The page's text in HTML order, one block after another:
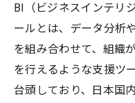
BI（ビジネスインテリ
ールとは、データ分析
を組み合わせて、組織
を行えるような支援ツ
台頭しており、日本国